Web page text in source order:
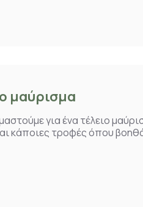
μαύρισμα
για ένα τέλειο
κάποιες τροφές όπου